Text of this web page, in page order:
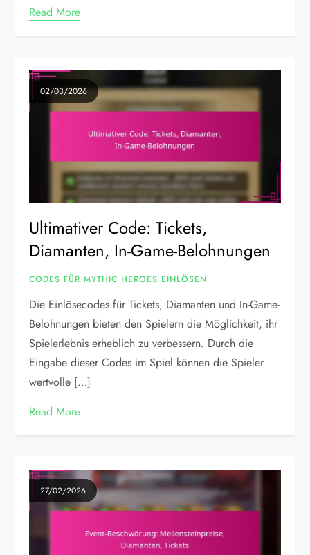
Read More
02/03/2026
Ultimativer Code: Tickets,
Diamanten, In-Game-Belohnungen
CODES FÜR MYTHIC HEROES EINLÖSEN
Die Einlösecodes für Tickets, Diamanten und In-Game-
Belohnungen bieten den Spielern die Möglichkeit, ihr
Spielerlebnis erheblich zu verbessern. Durch die
Eingabe dieser Codes im Spiel können die Spieler
wertvolle […]
Read More
27/02/2026